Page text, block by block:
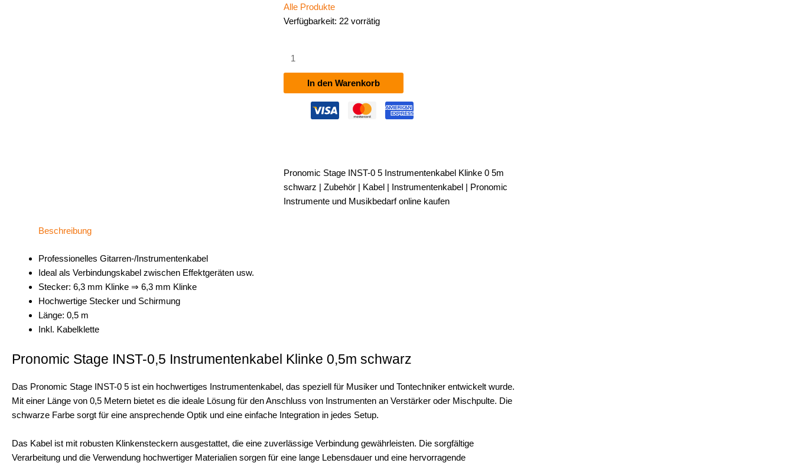
Alle Produkte
Verfügbarkeit: 22 vorrätig
Stage
0,5
Instrumentenkabel
In den Warenkorb
Pronomic Stage INST-0 5 Instrumentenkabel Klinke 0 5m
schwarz | Zubehör | Kabel | Instrumentenkabel | Pronomic
Instrumente und Musikbedarf online kaufen
Beschreibung
Professionelles Gitarren-/Instrumentenkabel
Ideal als Verbindungskabel zwischen Effektgeräten usw.
Stecker: 6,3 mm Klinke ⇒ 6,3 mm Klinke
Hochwertige Stecker und Schirmung
Länge: 0,5 m
Inkl. Kabelklette
Pronomic Stage INST-0,5 Instrumentenkabel Klinke 0,5m schwarz
Das Pronomic Stage INST-0 5 ist ein hochwertiges Instrumentenkabel, das speziell für Musiker und Tontechniker entwickelt wurde.
Mit einer Länge von 0,5 Metern bietet es die ideale Lösung für den Anschluss von Instrumenten an Verstärker oder Mischpulte. Die
schwarze Farbe sorgt für eine ansprechende Optik und eine einfache Integration in jedes Setup.
Das Kabel ist mit robusten Klinkensteckern ausgestattet, die eine zuverlässige Verbindung gewährleisten. Die sorgfältige
Verarbeitung und die Verwendung hochwertiger Materialien sorgen für eine lange Lebensdauer und eine hervorragende